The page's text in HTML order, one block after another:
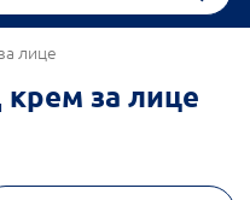
лице
за лице